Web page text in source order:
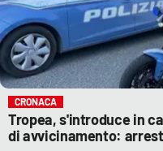
CRONACA
Tropea, s'introduce in
di avvicinamento: